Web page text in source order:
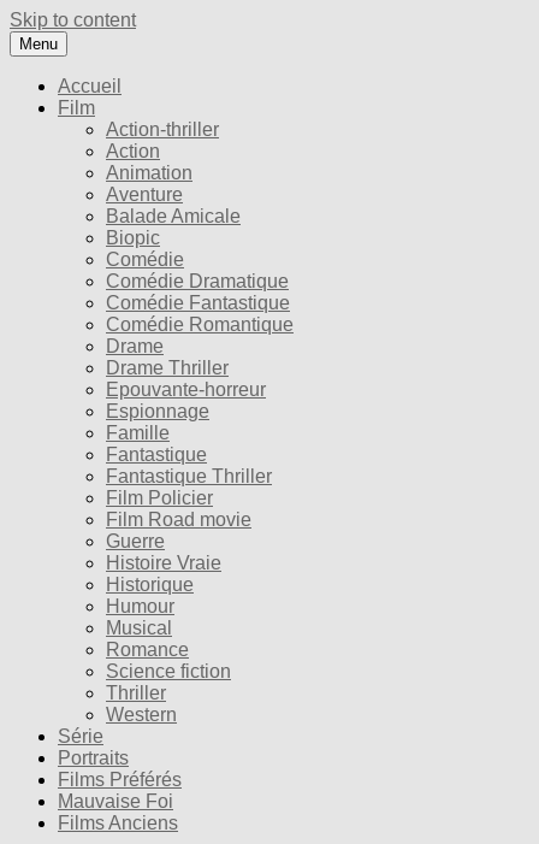
Skip to content
Menu
Accueil
Film
Action-thriller
Action
Animation
Aventure
Balade Amicale
Biopic
Comédie
Comédie Dramatique
Comédie Fantastique
Comédie Romantique
Drame
Drame Thriller
Epouvante-horreur
Espionnage
Famille
Fantastique
Fantastique Thriller
Film Policier
Film Road movie
Guerre
Histoire Vraie
Historique
Humour
Musical
Romance
Science fiction
Thriller
Western
Série
Portraits
Films Préférés
Mauvaise Foi
Films Anciens